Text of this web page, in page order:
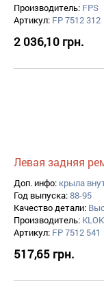
Производитель: FPS
Артикул: FP 7512 312
2 036,10 грн.
Левая задняя
Доп. инфо: крыла
Год выпуска:88-95
Качество детали:
Производитель:
Артикул: FP 7512 541
517,65 грн.